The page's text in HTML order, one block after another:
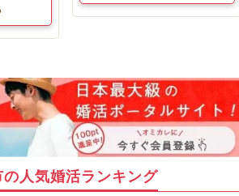
の人気婚活ランキング